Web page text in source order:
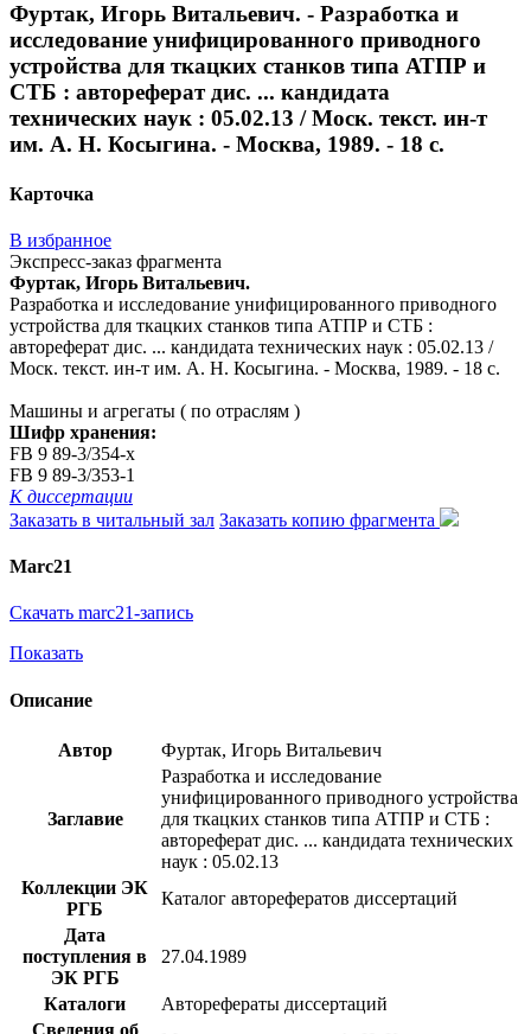
Фуртак, Игорь Витальевич. - Разработка и
исследование унифицированного приводного
устройства для ткацких станков типа АТПР и
СТБ : автореферат дис. ... кандидата
технических наук : 05.02.13 / Моск. текст. ин-т
им. А. Н. Косыгина. - Москва, 1989. - 18 с.
Карточка
В избранное
Экспресс-заказ фрагмента
Фуртак, Игорь Витальевич.
Разработка и исследование унифицированного приводного
устройства для ткацких станков типа АТПР и СТБ :
автореферат дис. ... кандидата технических наук : 05.02.13 /
Моск. текст. ин-т им. А. Н. Косыгина. - Москва, 1989. - 18 с.
Машины и агрегаты ( по отраслям )
Шифр хранения:
FB 9 89-3/354-x
FB 9 89-3/353-1
К диссертации
Заказать в читальный зал Заказать копию фрагмента
Marc21
Скачать marc21-запись
Показать
Описание
Автор Фуртак, Игорь Витальевич
Заглавие
Разработка и исследование
унифицированного приводного устройства
для ткацких станков типа АТПР и СТБ :
автореферат дис. ... кандидата технических
наук : 05.02.13
Коллекции ЭК
РГБ
Каталог авторефератов диссертаций
Дата
поступления в
ЭК РГБ
27.04.1989
Каталоги
Авторефераты диссертаций
Сведения об